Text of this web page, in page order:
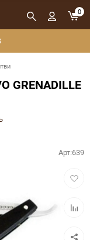
0
GRENADILLE
Арт:639